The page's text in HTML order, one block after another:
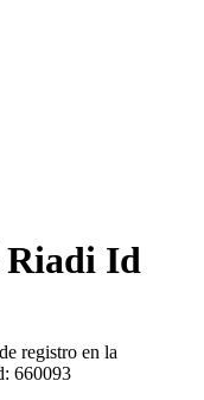
Riadi Id
registro en la
660093